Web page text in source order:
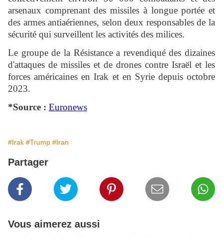
arsenaux comprenant des missiles à longue portée et
des armes antiaériennes, selon deux responsables de la
sécurité qui surveillent les activités des milices.
Le groupe de la Résistance a revendiqué des dizaines
d'attaques de missiles et de drones contre Israël et les
forces américaines en Irak et en Syrie depuis octobre
2023.
*Source : Euronews
#Irak #Trump #Iran
Partager
Vous aimerez aussi